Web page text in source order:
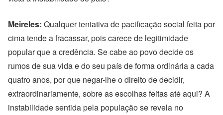
Meireles: Qualquer tentativa de pacificação social feita por
cima tende a fracassar, pois carece de legitimidade
popular que a credência. Se cabe ao povo decide os
rumos de sua vida e do seu país de forma ordinária a cada
quatro anos, por que negar-lhe o direito de decidir,
extraordinariamente, sobre as escolhas feitas até aqui? A
instabilidade sentida pela população se revela no